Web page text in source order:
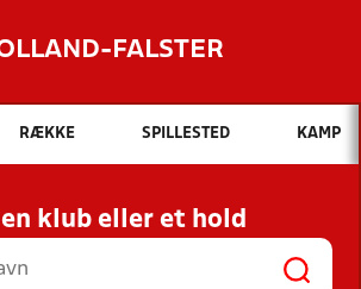
FALSTER
Hvad vil du søge efter?
INDHOLD OG NYHEDER
RESULTATER, KLUBBER OG
HOLD
RÆKKE SPILLESTED KAMP
en klub eller et hold